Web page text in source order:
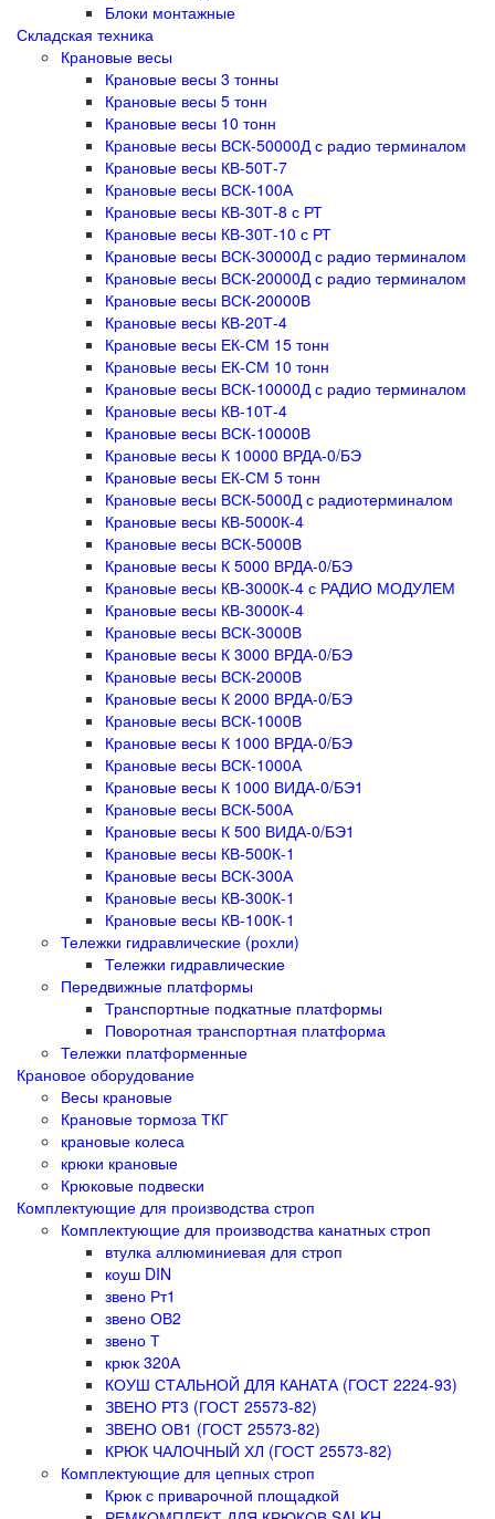
Блоки монтажные
Складская техника
Крановые весы
Крановые весы 3 тонны
Крановые весы 5 тонн
Крановые весы 10 тонн
Крановые весы ВСК-50000Д с радио терминалом
Крановые весы КВ-50Т-7
Крановые весы ВСК-100А
Крановые весы КВ-30Т-8 с РТ
Крановые весы КВ-30Т-10 с РТ
Крановые весы ВСК-30000Д с радио терминалом
Крановые весы ВСК-20000Д с радио терминалом
Крановые весы ВСК-20000В
Крановые весы КВ-20Т-4
Крановые весы ЕК-СМ 15 тонн
Крановые весы ЕК-СМ 10 тонн
Крановые весы ВСК-10000Д с радио терминалом
Крановые весы КВ-10Т-4
Крановые весы ВСК-10000В
Крановые весы К 10000 ВРДА-0/БЭ
Крановые весы ЕК-СМ 5 тонн
Крановые весы ВСК-5000Д с радиотерминалом
Крановые весы КВ-5000К-4
Крановые весы ВСК-5000В
Крановые весы К 5000 ВРДА-0/БЭ
Крановые весы КВ-3000К-4 с РАДИО МОДУЛЕМ
Крановые весы КВ-3000К-4
Крановые весы ВСК-3000В
Крановые весы К 3000 ВРДА-0/БЭ
Крановые весы ВСК-2000В
Крановые весы К 2000 ВРДА-0/БЭ
Крановые весы ВСК-1000В
Крановые весы К 1000 ВРДА-0/БЭ
Крановые весы ВСК-1000А
Крановые весы К 1000 ВИДА-0/БЭ1
Крановые весы ВСК-500А
Крановые весы К 500 ВИДА-0/БЭ1
Крановые весы КВ-500К-1
Крановые весы ВСК-300А
Крановые весы КВ-300К-1
Крановые весы КВ-100К-1
Тележки гидравлические (рохли)
Тележки гидравлические
Передвижные платформы
Транспортные подкатные платформы
Поворотная транспортная платформа
Тележки платформенные
Крановое оборудование
Весы крановые
Крановые тормоза ТКГ
крановые колеса
крюки крановые
Крюковые подвески
Комплектующие для производства строп
Комплектующие для производства канатных строп
втулка аллюминиевая для строп
коуш DIN
звено Рт1
звено ОВ2
звено Т
крюк 320А
КОУШ СТАЛЬНОЙ ДЛЯ КАНАТА (ГОСТ 2224-93)
ЗВЕНО РТ3 (ГОСТ 25573-82)
ЗВЕНО ОВ1 (ГОСТ 25573-82)
КРЮК ЧАЛОЧНЫЙ ХЛ (ГОСТ 25573-82)
Комплектующие для цепных строп
Крюк с приварочной площадкой